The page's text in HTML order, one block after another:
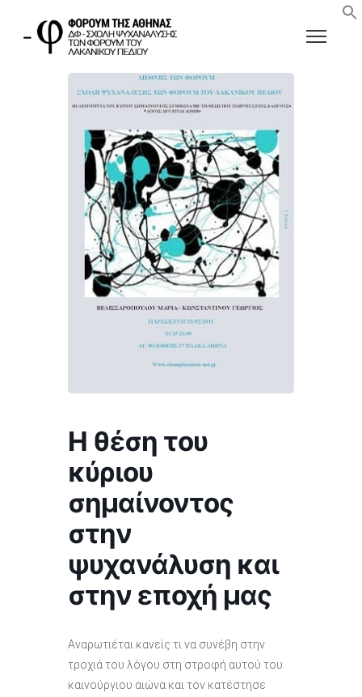
Η θέση του
κύριου
σημαίνοντος
στην
ψυχανάλυση και
στην εποχή μας
Αναρωτιέται κανείς τι να συνέβη στην
τροχιά του λόγου στη στροφή αυτού του
καινούργιου αιώνα και τον κατέστησε